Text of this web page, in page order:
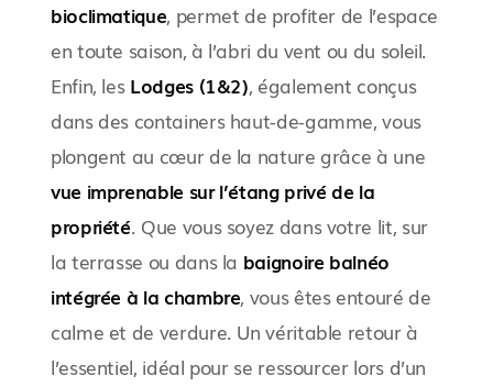
bioclimatique, permet de profiter de l’espace
en toute saison, à l’abri du vent ou du soleil.
Enfin, les Lodges (1&2), également conçus
dans des containers haut-de-gamme, vous
plongent au cœur de la nature grâce à une
vue imprenable sur l’étang privé de la
propriété. Que vous soyez dans votre lit, sur
la terrasse ou dans la baignoire balnéo
intégrée à la chambre, vous êtes entouré de
calme et de verdure. Un véritable retour à
l’essentiel, idéal pour se ressourcer lors d’un